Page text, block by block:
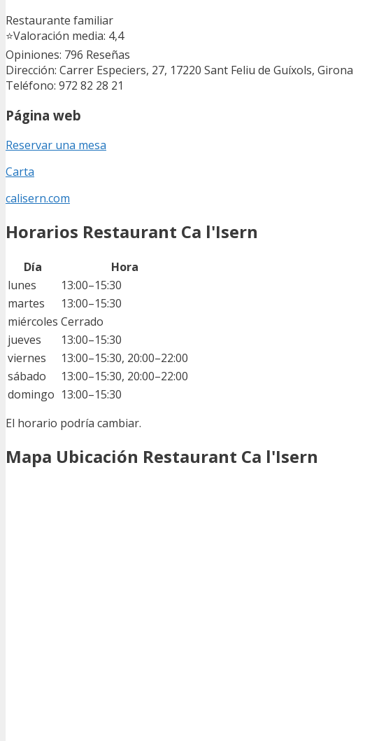
Restaurante familiar
⭐Valoración media: 4,4
Opiniones: 796 Reseñas
Dirección: Carrer Especiers, 27, 17220 Sant Feliu de Guíxols, Girona
Teléfono: 972 82 28 21
Página web
Reservar una mesa
Carta
calisern.com
Horarios Restaurant Ca l'Isern
Día
Hora
lunes
13:00–15:30
martes
13:00–15:30
miércoles Cerrado
jueves
13:00–15:30
viernes
13:00–15:30, 20:00–22:00
sábado
13:00–15:30, 20:00–22:00
domingo 13:00–15:30
El horario podría cambiar.
Mapa Ubicación Restaurant Ca l'Isern